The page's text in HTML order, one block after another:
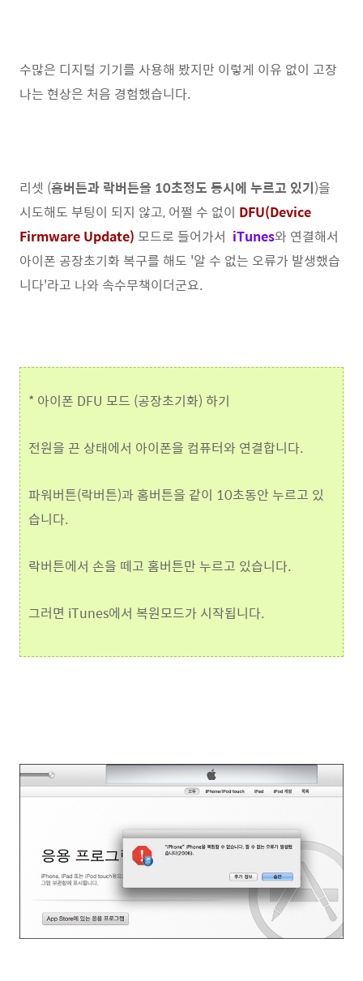
수많은 디지털 기기를 사용해 봤지만 이렇게 이유 없이 고장
나는 현상은 처음 경험했습니다.
리셋 (홈버튼과 락버튼을 10초정도 동시에 누르고 있기)을
시도해도 부팅이 되지 않고, 어쩔 수 없이 DFU(Device
Firmware Update) 모드로 들어가서 iTunes와 연결해서
아이폰 공장초기화 복구를 해도 '알 수 없는 오류가 발생했습
니다'라고 나와 속수무책이더군요.
* 아이폰 DFU 모드 (공장초기화) 하기
전원을 끈 상태에서 아이폰을 컴퓨터와 연결합니다.
파워버튼(락버튼)과 홈버튼을 같이 10초동안 누르고 있
습니다.
락버튼에서 손을 떼고 홈버튼만 누르고 있습니다.
그러면 iTunes에서 복원모드가 시작됩니다.